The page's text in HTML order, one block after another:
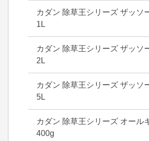
カダン 除草王シリーズ ザッソ
1L
カダン 除草王シリーズ ザッソ
2L
カダン 除草王シリーズ ザッソ
5L
カダン 除草王シリーズ オール
400g